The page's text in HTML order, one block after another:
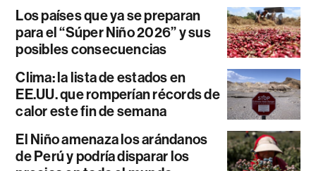
Los países que ya se preparan
para el “Súper Niño 2026” y sus
posibles consecuencias
Clima: la lista de estados en
EE.UU. que romperían récords de
calor este fin de semana
El Niño amenaza los arándanos
de Perú y podría disparar los